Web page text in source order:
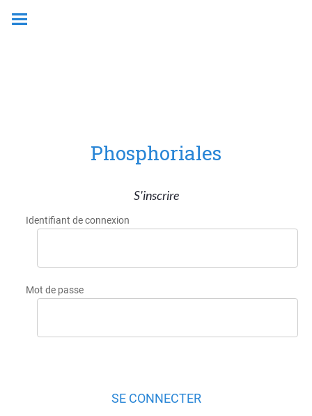
Phosphoriales
S'inscrire
Identifiant de connexion
Mot de passe
SE CONNECTER